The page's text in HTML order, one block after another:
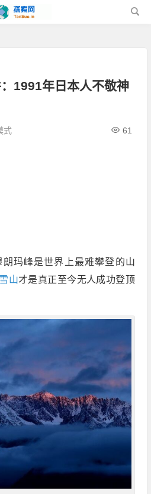
1991年日本人不敬神
61
式
玛峰是世界上最难攀登的山
山才是真正至今无人成功登顶